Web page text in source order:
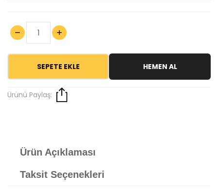
SEPETE EKLE HEMEN AL
Ürünü Paylaş:
Ürün Açıklaması
Taksit Seçenekleri